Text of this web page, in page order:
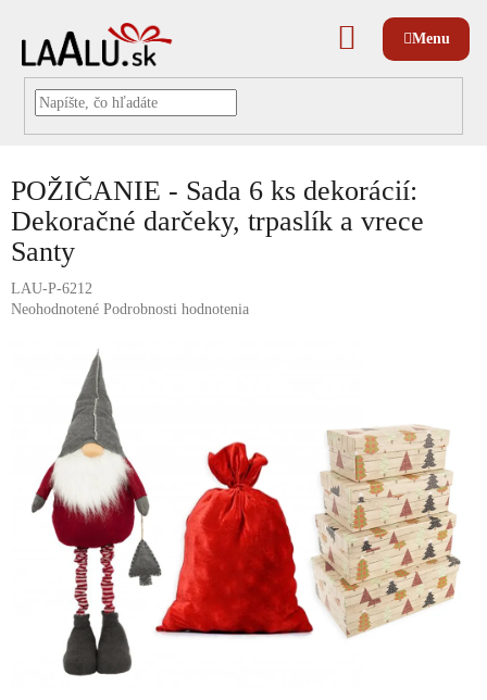
NÁKUPNÝ
KOŠÍK
POŽIČANIE - Sada 6 ks dekorácií:
Dekoračné darčeky, trpaslík a vrece
Santy
LAU-P-6212
Priemerné
hviezdičiek.
Neohodnotené Podrobnosti hodnotenia